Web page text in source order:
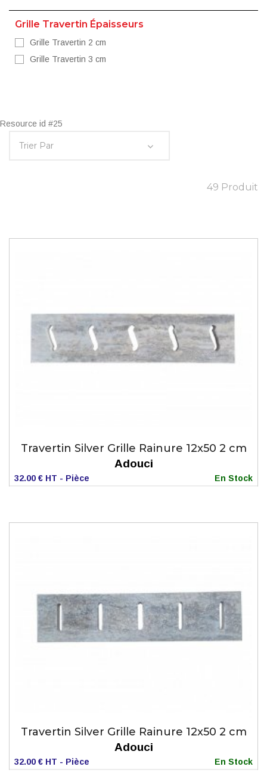
Grille Travertin Épaisseurs
Grille Travertin 2 cm
Grille Travertin 3 cm
Resource id #25
49 Produit
Travertin Silver Grille Rainure 12x50 2 cm
Adouci
32.00 € HT - Pièce En Stock
Travertin Silver Grille Rainure 12x50 2 cm
Adouci
32.00 € HT - Pièce En Stock